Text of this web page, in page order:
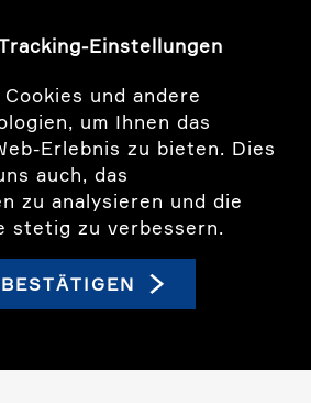
Einstellungen
und andere
um Ihnen das
Erlebnis zu bieten. Dies
auch, das
zu analysieren und die
stetig zu verbessern.
BESTÄTIGEN
All Rights Reserved. *LSEG